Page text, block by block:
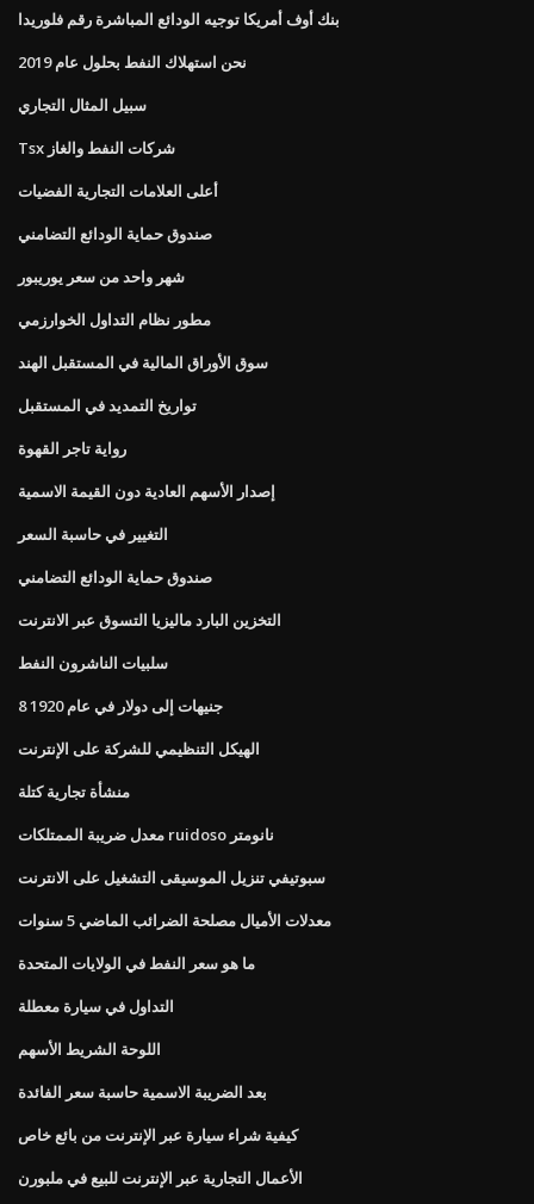
بنك أوف أمريكا توجيه الودائع المباشرة رقم فلوريدا
نحن استهلاك النفط بحلول عام 2019
سبيل المثال التجاري
Tsx شركات النفط والغاز
أعلى العلامات التجارية الفضيات
صندوق حماية الودائع التضامني
شهر واحد من سعر يوريبور
مطور نظام التداول الخوارزمي
سوق الأوراق المالية في المستقبل الهند
تواريخ التمديد في المستقبل
رواية تاجر القهوة
إصدار الأسهم العادية دون القيمة الاسمية
التغيير في حاسبة السعر
صندوق حماية الودائع التضامني
التخزين البارد ماليزيا التسوق عبر الانترنت
سلبيات الناشرون النفط
8 جنيهات إلى دولار في عام 1920
الهيكل التنظيمي للشركة على الإنترنت
منشأة تجارية كتلة
معدل ضريبة الممتلكات ruidoso نانومتر
سبوتيفي تنزيل الموسيقى التشغيل على الانترنت
معدلات الأميال مصلحة الضرائب الماضي 5 سنوات
ما هو سعر النفط في الولايات المتحدة
التداول في سيارة معطلة
اللوحة الشريط الأسهم
بعد الضريبة الاسمية حاسبة سعر الفائدة
كيفية شراء سيارة عبر الإنترنت من بائع خاص
الأعمال التجارية عبر الإنترنت للبيع في ملبورن